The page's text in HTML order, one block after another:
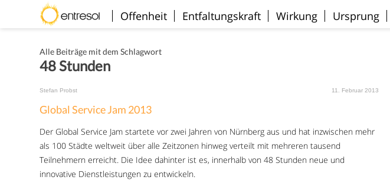
Willkommen
Offenheit Entfaltungskraft Wirkung Ursprung
Alle Beiträge mit dem Schlagwort
48 Stunden
Stefan Probst 11. Februar 2013
Global Service Jam 2013
Der Global Service Jam startete vor zwei Jahren von Nürnberg aus und hat inzwischen mehr
als 100 Städte weltweit über alle Zeitzonen hinweg verteilt mit mehreren tausend
Teilnehmern erreicht. Die Idee dahinter ist es, innerhalb von 48 Stunden neue und
innovative Dienstleistungen zu entwickeln.